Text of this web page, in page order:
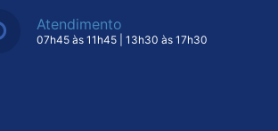
Atendimento
07h45 às 11h45 | 13h30 às 17h30